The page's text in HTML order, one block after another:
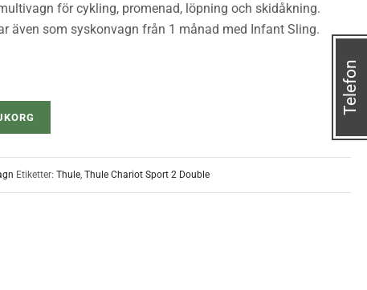
för cykling, promenad, löpning och skidåkning.
även som syskonvagn från 1 månad med Infant Sling.
Etiketter: Thule, Thule Chariot Sport 2 Double
Telefon